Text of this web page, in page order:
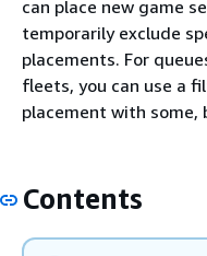
can place new game
temporarily exclude
placements. For
fleets, you can use a
placement with
Contents